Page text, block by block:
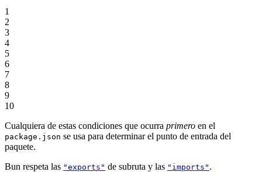
1
2
3
4
5
6
7
8
9
10
Cualquiera de estas condiciones que ocurra primero en el
package.json se usa para determinar el punto de entrada del
paquete.
Bun respeta las "exports" de subruta y las "imports" .